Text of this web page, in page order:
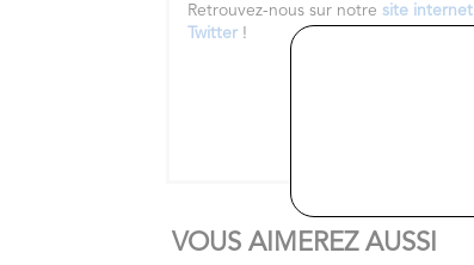
Retrouvez-nous sur notresite internet
Twitter !
VOUS AIMEREZ AUSSI